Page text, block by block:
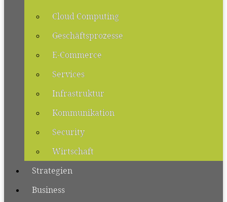
Cloud Computing
Geschäftsprozesse
E-Commerce
Services
Infrastruktur
Kommunikation
Security
Wirtschaft
Strategien
Business